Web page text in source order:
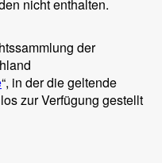
nicht enthalten.
der
“, in der die geltende
zur Verfügung gestellt